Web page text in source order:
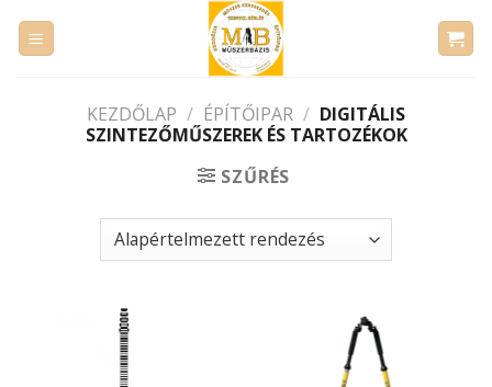
KEZDŐLAP / ÉPÍTŐIPAR / DIGITÁLIS
SZINTEZŐMŰSZEREK ÉS TARTOZÉKOK
SZŰRÉS